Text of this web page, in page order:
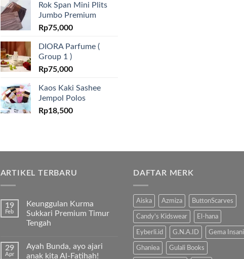
Rok Span Mini Plits
Jumbo Premium
Rp75,000
DIORA Parfume (
Group 1 )
Rp75,000
Kaos Kaki Sashee
Jempol Polos
Rp18,500
ARTIKEL TERBARU
19
Feb
Keunggulan Kurma
Sukkari Premium Timur
Tengah
komentar
29
Apr
Ayah Bunda, ayo ajari
anak kita Al-Fatihah!
DAFTAR MERK
Aiska Azmiza ButtonScarves
Candy's Kidswear El-hana
Eyberli.id G.N.A.ID Gema Insani
Ghaniea Gulali Books